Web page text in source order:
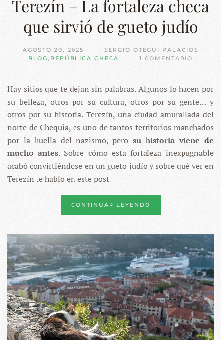
Terezín – La fortaleza checa
que sirvió de gueto judío
AGOSTO 20, 2025
SERGIO OTEGUI PALACIOS
BLOG , REPÚBLICA CHECA 1 COMENTARIO
EN
LA
FORTALEZA
CHECA
QUE
DE
GUETO
JUDÍO
Hay sitios que te dejan sin palabras. Algunos lo hacen por
su belleza, otros por su cultura, otros por su gente… y
otros por su historia. Terezín, una ciudad amurallada del
norte de Chequia, es uno de tantos territorios manchados
por la huella del nazismo, pero su historia viene de
mucho antes. Sobre cómo esta fortaleza inexpugnable
acabó convirtiéndose en un gueto judío y sobre qué ver en
Terezín te hablo en este post.
CONTINUAR LEYENDO